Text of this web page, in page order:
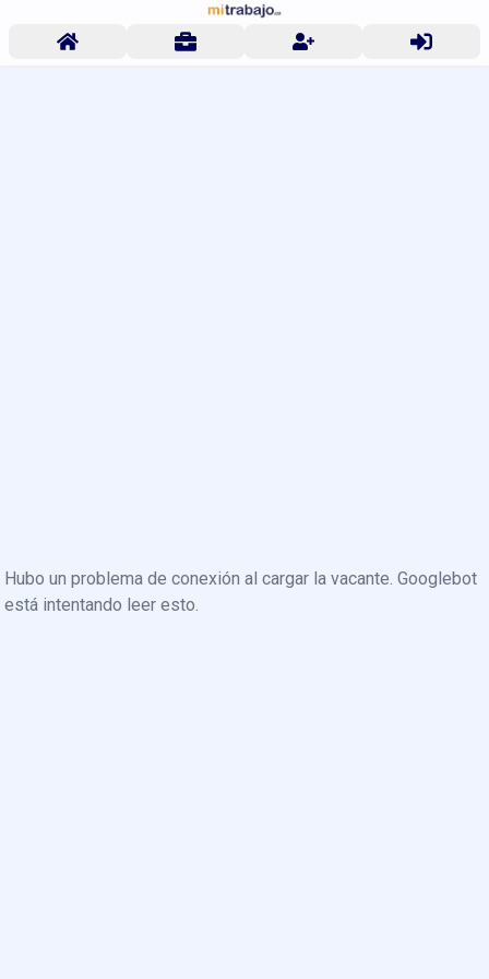
Hubo un problema de conexión al cargar la vacante. Googlebot
está intentando leer esto.